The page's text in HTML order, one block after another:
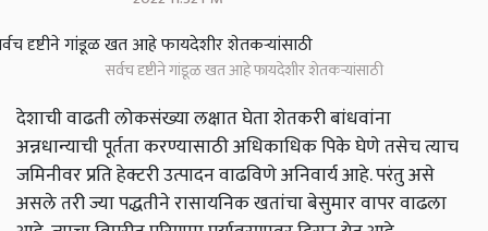
सर्वच दृष्टीने गांडूळ खत आहे फायदेशीर शेतकऱ्यांसाठी
देशाची वाढती लोकसंख्या लक्षात घेता शेतकरी बांधवांना
अन्नधान्याची पूर्तता करण्यासाठी अधिकाधिक पिके घेणे तसेच त्याच
जमिनीवर प्रति हेक्टरी उत्पादन वाढविणे अनिवार्य आहे. परंतु असे
असले तरी ज्या पद्धतीने रासायनिक खतांचा बेसुमार वापर वाढला